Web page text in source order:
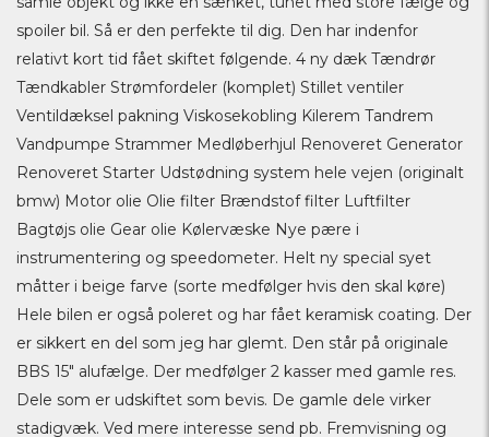
spoiler bil. Så er den perfekte til dig. Den har indenfor
relativt kort tid fået skiftet følgende. 4 ny dæk Tændrør
Tændkabler Strømfordeler (komplet) Stillet ventiler
Ventildæksel pakning Viskosekobling Kilerem Tandrem
Vandpumpe Strammer Medløberhjul Renoveret Generator
Renoveret Starter Udstødning system hele vejen (originalt
bmw) Motor olie Olie filter Brændstof filter Luftfilter
Bagtøjs olie Gear olie Kølervæske Nye pære i
instrumentering og speedometer. Helt ny special syet
måtter i beige farve (sorte medfølger hvis den skal køre)
Hele bilen er også poleret og har fået keramisk coating. Der
er sikkert en del som jeg har glemt. Den står på originale
BBS 15" alufælge. Der medfølger 2 kasser med gamle res.
Dele som er udskiftet som bevis. De gamle dele virker
stadigvæk. Ved mere interesse send pb. Fremvisning og